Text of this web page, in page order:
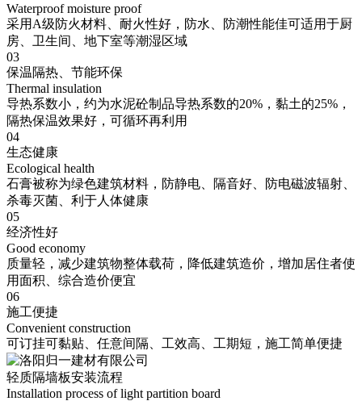
Waterproof moisture proof
采用A级防火材料、耐火性好，防水、防潮性能佳可适用于厨
房、卫生间、地下室等潮湿区域
03
保温隔热、节能环保
Thermal insulation
导热系数小，约为水泥砼制品导热系数的20%，黏土的25%，
隔热保温效果好，可循环再利用
04
生态健康
Ecological health
石膏被称为绿色建筑材料，防静电、隔音好、防电磁波辐射、
杀毒灭菌、利于人体健康
05
经济性好
Good economy
质量轻，减少建筑物整体载荷，降低建筑造价，增加居住者使
用面积、综合造价便宜
06
施工便捷
Convenient construction
可订挂可黏贴、任意间隔、工效高、工期短，施工简单便捷
轻质隔墙板安装流程
Installation process of light partition board